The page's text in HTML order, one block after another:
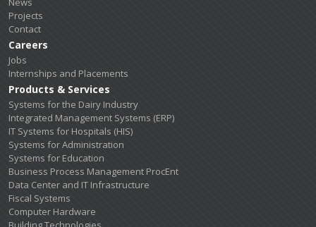
Projects
Contact
Careers
Jobs
Internships and Placements
Products & Services
Systems for the Dairy Industry
Integrated Management Systems (ERP)
IT Systems for Hospitals (HIS)
Systems for Administration
Systems for Education
Business Process Management ProcEnt
Data Center and IT Infrastructure
Fiscal Systems
Computer Hardware